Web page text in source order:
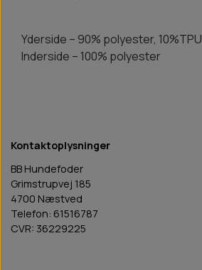
Yderside – 90% polyester, 10%TPU
Inderside – 100% polyester
Kontaktoplysninger
BB Hundefoder
Grimstrupvej 185
4700 Næstved
Telefon: 61516787
CVR: 36229225